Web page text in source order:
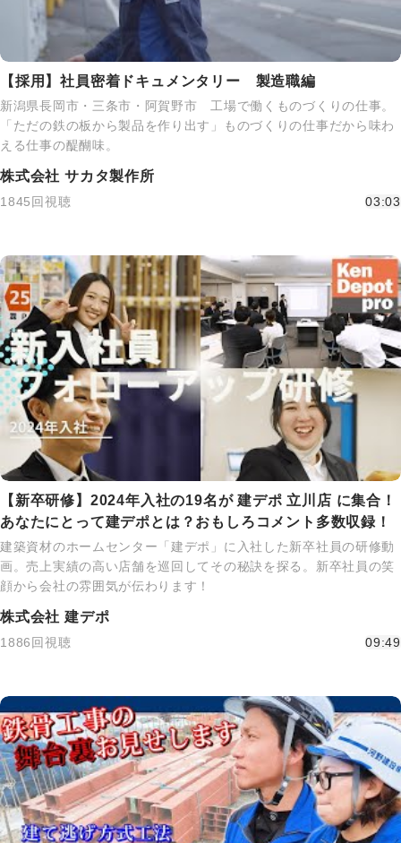
【採用】社員密着ドキュメンタリー 製造職編
新潟県長岡市・三条市・阿賀野市 工場で働くものづくりの仕事。
「ただの鉄の板から製品を作り出す」ものづくりの仕事だから味わ
える仕事の醍醐味。
株式会社 サカタ製作所
1845回視聴 03:03
【新卒研修】2024年入社の19名が 建デポ 立川店 に集合！
あなたにとって建デポとは？おもしろコメント多数収録！
建築資材のホームセンター「建デポ」に入社した新卒社員の研修動
画。売上実績の高い店舗を巡回してその秘訣を探る。新卒社員の笑
顔から会社の雰囲気が伝わります！
株式会社 建デポ
1886回視聴 09:49